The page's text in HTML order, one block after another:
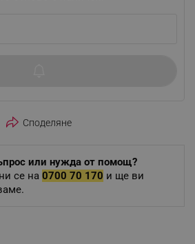
Споделяне
или нужда от помощ?
се на 0700 70 170 и ще ви